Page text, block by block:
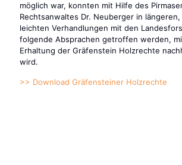
möglich war, konnten mit Hilfe des
Rechtsanwaltes Dr. Neuberger in
leichten Verhandlungen mit den
folgende Absprachen getroffen werden,
Erhaltung der Gräfenstein Holzrechte
wird.
>> Download Gräfensteiner Holzrechte